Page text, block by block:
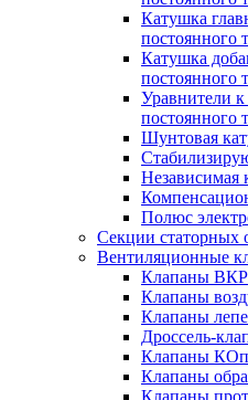
Катушка
постоянного
Катушка
постоянного
Уравнители к
постоянного
Шунтовая
Независимая
Полюс
Секции статорных
Вентиляционные
Клапаны ВКР
Клапаны
Клапаны
Дроссель-
Клапаны КОп
Клапаны
Клапаны